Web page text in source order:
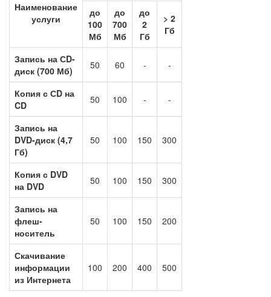
Наименование
услуги
до
100
Мб
до
700
Мб
до
2
Гб
> 2
Гб
Запись на СD-
диск (700 Мб)
50 60 - -
Копия с СD на
CD
50 100 - -
Запись на
DVD-диск (4,7
Гб)
50 100 150 300
Копия с DVD
на DVD
50 100 150 300
Запись на
флеш-
носитель
50 100 150 200
Скачивание
информации
из Интернета
100 200 400 500